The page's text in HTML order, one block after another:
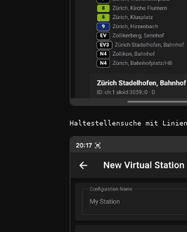
Haltestellensuche mit